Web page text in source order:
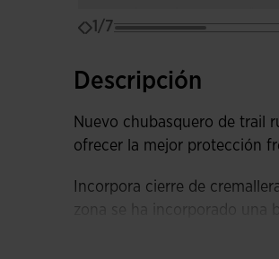
1/7
Descripción
Nuevo chubasquero de trail
ofrecer la mejor protección
Incorpora cierre de
zona se ha incorporado una
chubasquero y guardarlo